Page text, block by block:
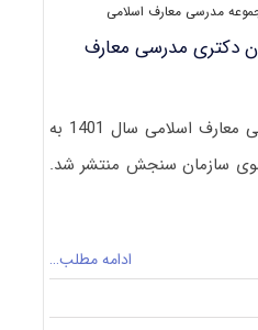
مدرسی معارف اسلامی
دکتری مدرسی معارف
سوالات آزمون دکتری مدرسی معارف اسلامی سال 1401 به
سوی سازمان سنجش منتشر شد.
ادامه مطلب…